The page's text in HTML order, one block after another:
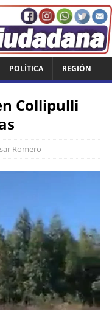
POLÍTICA REGIÓN
Collipulli
Romero